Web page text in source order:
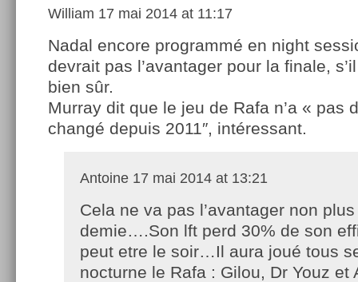
William 17 mai 2014 at 11:17
Nadal encore programmé en night
devrait pas l’avantager pour la finale,
bien sûr.
Murray dit que le jeu de Rafa n’a « pas
changé depuis 2011″, intéressant.
Antoine 17 mai 2014 at 13:21
Cela ne va pas l’avantager non
demie….Son lft perd 30% de son
peut etre le soir…Il aura joué tous
nocturne le Rafa : Gilou, Dr Youz et